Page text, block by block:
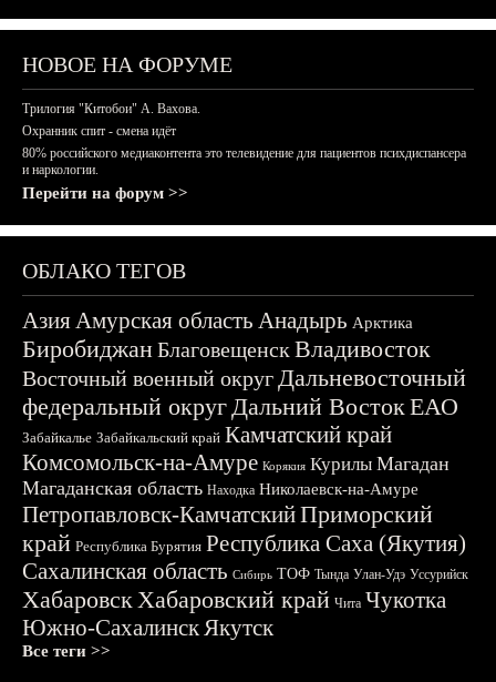
НОВОЕ НА ФОРУМЕ
Трилогия "Китобои" А. Вахова.
Охранник спит - смена идёт
80% российского медиаконтента это телевидение для пациентов психдиспансера
и наркологии.
Перейти на форум >>
ОБЛАКО ТЕГОВ
АзияАмурская область Анадырь Арктика
БиробиджанБлаговещенскВладивосток
Восточный военный округДальневосточный
федеральный округДальний ВостокЕАО
Забайкалье Забайкальский край Камчатский край
Комсомольск-на-Амуре Корякия Курилы Магадан
Магаданская область Находка Николаевск-на-Амуре
Петропавловск-КамчатскийПриморский
край Республика Бурятия Республика Саха (Якутия)
Сахалинская область Сибирь ТОФ Тында Улан-Удэ Уссурийск
ХабаровскХабаровский край Чита Чукотка
Южно-СахалинскЯкутск
Все теги >>